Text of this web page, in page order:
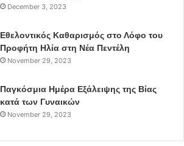
December 3, 2023
Εθελοντικός Καθαρισμός στο Λόφο του
Προφήτη Ηλία στη Νέα Πεντέλη
November 29, 2023
Παγκόσμια Ημέρα Εξάλειψης της Βίας
κατά των Γυναικών
November 29, 2023